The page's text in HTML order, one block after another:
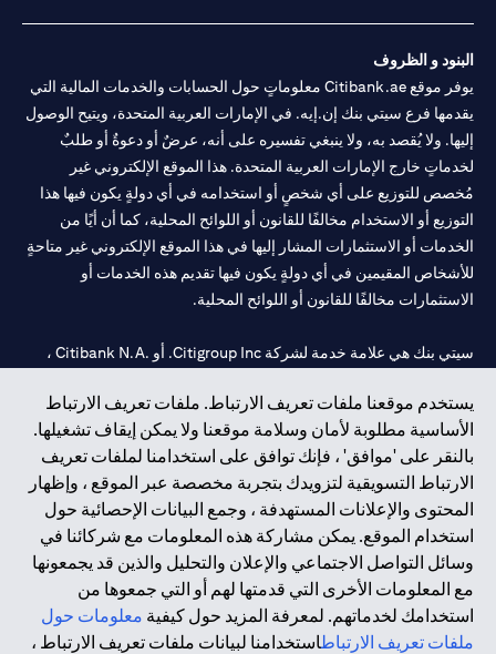
يستخدم موقعنا ملفات تعريف الارتباط. ملفات تعريف الارتباط
الأساسية مطلوبة لأمان وسلامة موقعنا ولا يمكن إيقاف تشغيلها.
بالنقر على 'موافق' ، فإنك توافق على استخدامنا لملفات تعريف
الارتباط التسويقية لتزويدك بتجربة مخصصة عبر الموقع ، وإظهار
المحتوى والإعلانات المستهدفة ، وجمع البيانات الإحصائية حول
استخدام الموقع. يمكن مشاركة هذه المعلومات مع شركائنا في
وسائل التواصل الاجتماعي والإعلان والتحليل والذين قد يجمعونها
مع المعلومات الأخرى التي قدمتها لهم أو التي جمعوها من
استخدامك لخدماتهم. لمعرفة المزيد حول كيفية معلومات حول
ملفات تعريف الارتباطاستخدامنا لبيانات ملفات تعريف الارتباط ،
البنود و الظروف
يوفر موقع Citibank.ae معلوماتٍ حول الحسابات والخدمات المالية التي
يقدمها فرع سيتي بنك إن.إيه. في الإمارات العربية المتحدة، ويتيح الوصول
إليها. ولا يُقصد به، ولا ينبغي تفسيره على أنه، عرضٌ أو دعوةٌ أو طلبٌ
لخدماتٍ خارج الإمارات العربية المتحدة. هذا الموقع الإلكتروني غير
مُخصص للتوزيع على أي شخصٍ أو استخدامه في أي دولةٍ يكون فيها هذا
التوزيع أو الاستخدام مخالفًا للقانون أو اللوائح المحلية، كما أن أيًا من
الخدمات أو الاستثمارات المشار إليها في هذا الموقع الإلكتروني غير متاحةٍ
للأشخاص المقيمين في أي دولةٍ يكون فيها تقديم هذه الخدمات أو
الاستثمارات مخالفًا للقانون أو اللوائح المحلية.
سيتي بنك هي علامة خدمة لشركة Citigroup Inc. أو .Citibank N.A ،
سيتي بنك إن. إيه. الإمارات مسجل لدى مصرف الإمارات المركزي تحت
أرقام التراخيص 202563 لفرع الوصل في دبي، 531989 لفرع مول
الإمارات في دبي، وCN-1002019لفرع أبوظبي. هاتف: 4000 311 04.
فرع سيتي بنك إن إيه - الإمارات العربية المتحدة مرخص من مصرف
الإمارات العربية المتحدة المركزي كفرع لبنك أجنبي.
سيتي بنك إن إيه الإمارات العربية المتحدة مرخص من هيئة الأوراق المالية
والسلع في الإمارات العربية المتحدة ("SCA") للقيام بالنشاط المالي لـ أ)
الاستشارات المالية والتعريف والترويج بموجب ترخيص رقم
20200000097 ب) وسيط تداول في الأسواق الدولية بموجب ترخيص